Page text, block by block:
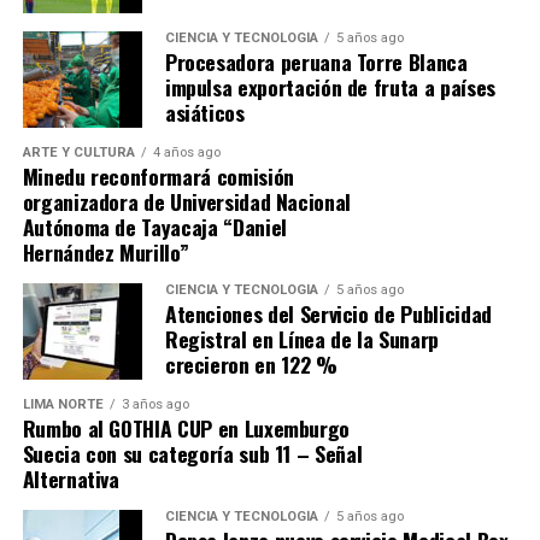
1. El origen: compra «no
competitiva» por más de s/ 31
millones
En setiembre de 2025, CENARES convocó el proceso no
competitivo (Contratación Directa N.° 22-2025-
CENARES/MINSA) para la adquisición de
unidades de Cloruro de Sodio de 1Lt.
313-2025-CENARES/MINSA fue otorgado
aALKOFARMA E.I.R.L.por un monto deS/
31,217,061.60
(a S/ 4.35 por unidad). El producto
suministrado no era de origen peruano, sino importado
de China del fabricante
Co., Ltd.con Registro Sanitario EE-13689.
CIENCIA Y TECNOLOGÍA 5 años ago
Procesadora peruana Torre Blanca
impulsa exportación de fruta a países
asiáticos
ARTE Y CULTURA 4 años ago
Minedu reconformará comisión
organizadora de Universidad Nacional
Autónoma de Tayacaja “Daniel
Hernández Murillo”
CIENCIA Y TECNOLOGÍA 5 años ago
Atenciones del Servicio de Publicidad
Registral en Línea de la Sunarp
crecieron en 122 %
LIMA NORTE 3 años ago
Rumbo al GOTHIA CUP en Luxemburgo
Suecia con su categoría sub 11 – Señal
Alternativa
CIENCIA Y TECNOLOGÍA 5 años ago